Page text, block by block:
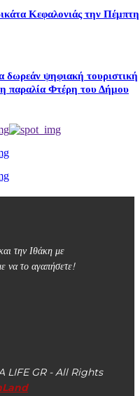
Κεφαλονιάς την Πέμπτη
δωρεάν ψηφιακή τουριστική
παραλία Φτέρη του Δήμου
την Ιθάκη με
να το αγαπήσετε!
LIFE GR - All Rights